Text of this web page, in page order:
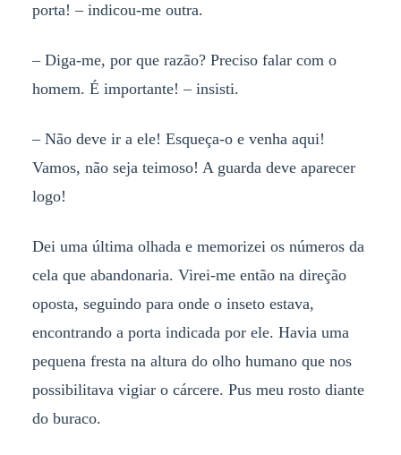
porta! – indicou-me outra.
– Diga-me, por que razão? Preciso falar com o
homem. É importante! – insisti.
– Não deve ir a ele! Esqueça-o e venha aqui!
Vamos, não seja teimoso! A guarda deve aparecer
logo!
Dei uma última olhada e memorizei os números da
cela que abandonaria. Virei-me então na direção
oposta, seguindo para onde o inseto estava,
encontrando a porta indicada por ele. Havia uma
pequena fresta na altura do olho humano que nos
possibilitava vigiar o cárcere. Pus meu rosto diante
do buraco.